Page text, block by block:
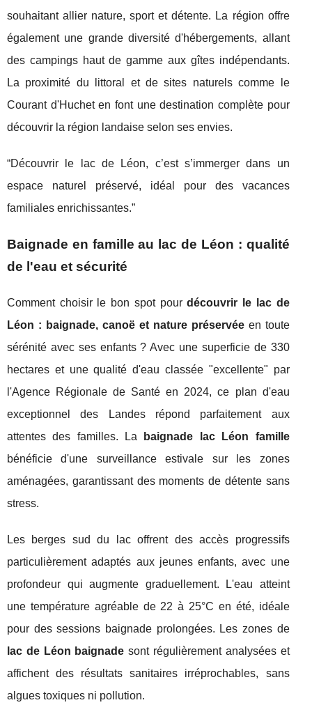
souhaitant allier nature, sport et détente. La région offre
également une grande diversité d'hébergements, allant
des campings haut de gamme aux gîtes indépendants.
La proximité du littoral et de sites naturels comme le
Courant d'Huchet en font une destination complète pour
découvrir la région landaise selon ses envies.
“Découvrir le lac de Léon, c’est s’immerger dans un
espace naturel préservé, idéal pour des vacances
familiales enrichissantes.”
Baignade en famille au lac de Léon : qualité
de l'eau et sécurité
Comment choisir le bon spot pourdécouvrir le lac de
Léon : baignade, canoë et nature préservéeen toute
sérénité avec ses enfants ? Avec une superficie de 330
hectares et une qualité d'eau classée "excellente" par
l'Agence Régionale de Santé en 2024, ce plan d'eau
exceptionnel des Landes répond parfaitement aux
attentes des familles. La
baignade lac Léon famille
bénéficie d'une surveillance estivale sur les zones
aménagées, garantissant des moments de détente sans
stress.
Les berges sud du lac offrent des accès progressifs
particulièrement adaptés aux jeunes enfants, avec une
profondeur qui augmente graduellement. L'eau atteint
une température agréable de 22 à 25°C en été, idéale
pour des sessions baignade prolongées. Les zones de
lac de Léon baignade sont régulièrement analysées et
affichent des résultats sanitaires irréprochables, sans
algues toxiques ni pollution.